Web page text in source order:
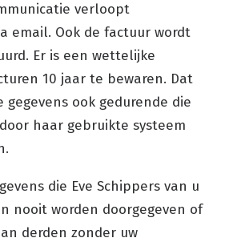
verloopt
email. Ook de factuur wordt
Er is een wettelijke
10 jaar te bewaren. Dat
ook gedurende die
haar gebruikte systeem
die Eve Schippers van u
nooit worden doorgegeven of
derden zonder uw